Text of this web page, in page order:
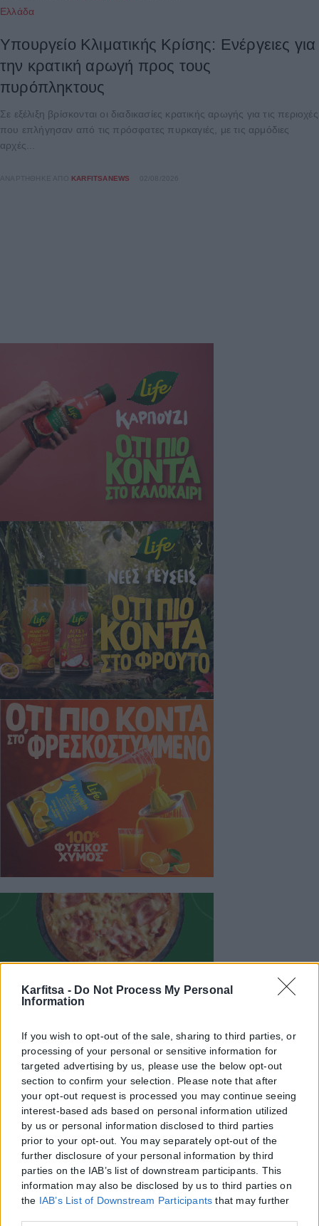
Karfitsa - Do Not Process My Personal
Information
If you wish to opt-out of the sale, sharing to third parties, or
processing of your personal or sensitive information for
targeted advertising by us, please use the below opt-out
section to confirm your selection. Please note that after
your opt-out request is processed you may continue seeing
interest-based ads based on personal information utilized
by us or personal information disclosed to third parties
prior to your opt-out. You may separately opt-out of the
further disclosure of your personal information by third
parties on the IAB’s list of downstream participants. This
information may also be disclosed by us to third parties on
the IAB’s List of Downstream Participants that may further
Ελλάδα
Υπουργείο Κλιματικής Κρίσης: Ενέργειες για
την κρατική αρωγή προς τους
πυρόπληκτους
Σε εξέλιξη βρίσκονται οι διαδικασίες κρατικής αρωγής για τις περιοχές
που επλήγησαν από τις πρόσφατες πυρκαγιές, με τις αρμόδιες
αρχές...
ΑΝΑΡΤΉΘΗΚΕ ΑΠΌ KARFITSANEWS